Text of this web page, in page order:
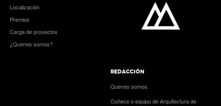
Localización
Premios
Carga de proxectos
¿Quenes somos?
REDACCIÓN
Quenes somos
Coñece o equipo de Arquitectura de